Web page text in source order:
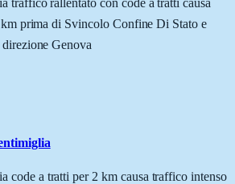
prima di Svincolo Confine Di Stato e
Genova
code a tratti per 2 km causa traffico intenso